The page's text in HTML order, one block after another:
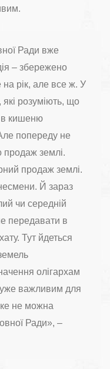
Ради вже
– збережено
рік, але все ж. У
які розуміють, що
в кишеню
попереду не
землі.
продаж землі.
Й зараз
чи середній
передавати в
Тут йдеться
олігархам
важливим для
не можна
Ради», –